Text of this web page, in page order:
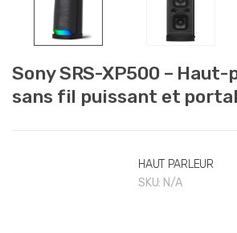
Sony SRS-XP500 –
sans fil puissant et
HAUT PARLEUR
SKU: N/A